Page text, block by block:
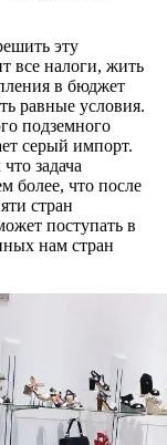
эту
все налоги, жить
в бюджет
равные условия.
подземного
серый импорт.
задача
более, что после
стран
поступать в
нам стран